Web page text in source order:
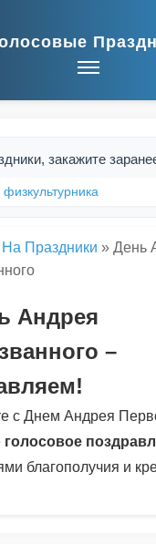
закажите
На Праздники » День
Андрея
–
с Днем Андрея
голосовое
благополучия и